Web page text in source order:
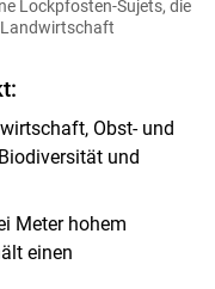
Lockpfosten-Sujets, die
Landwirtschaft
Obst- und
und
Meter hohem
einen